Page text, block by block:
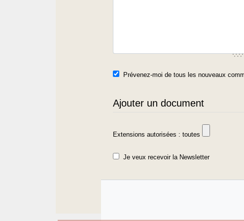
Prévenez-moi de tous les nouveaux
Ajouter un document
Extensions autorisées : toutes
Je veux recevoir la Newsletter